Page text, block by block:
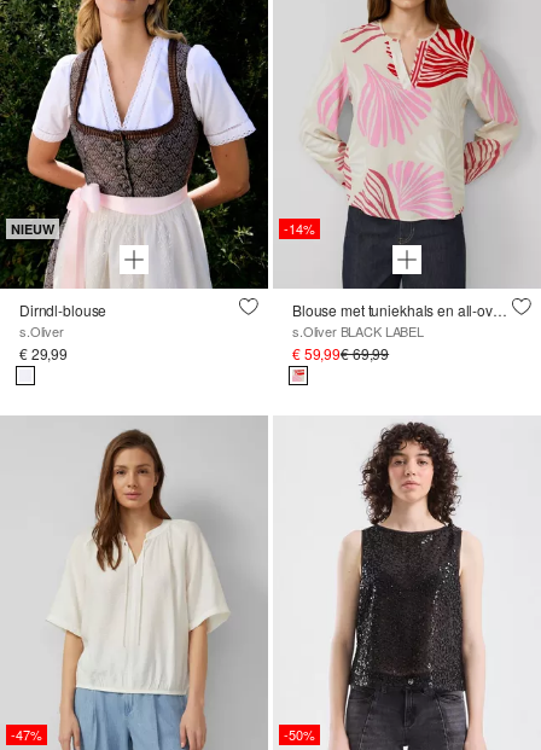
NIEUW
Dirndl-blouse
s.Oliver
€ 29,99
-14%
Blouse met tuniekhals en all-over print
s.Oliver BLACK LABEL
€ 59,99€ 69,99
-47% -50%